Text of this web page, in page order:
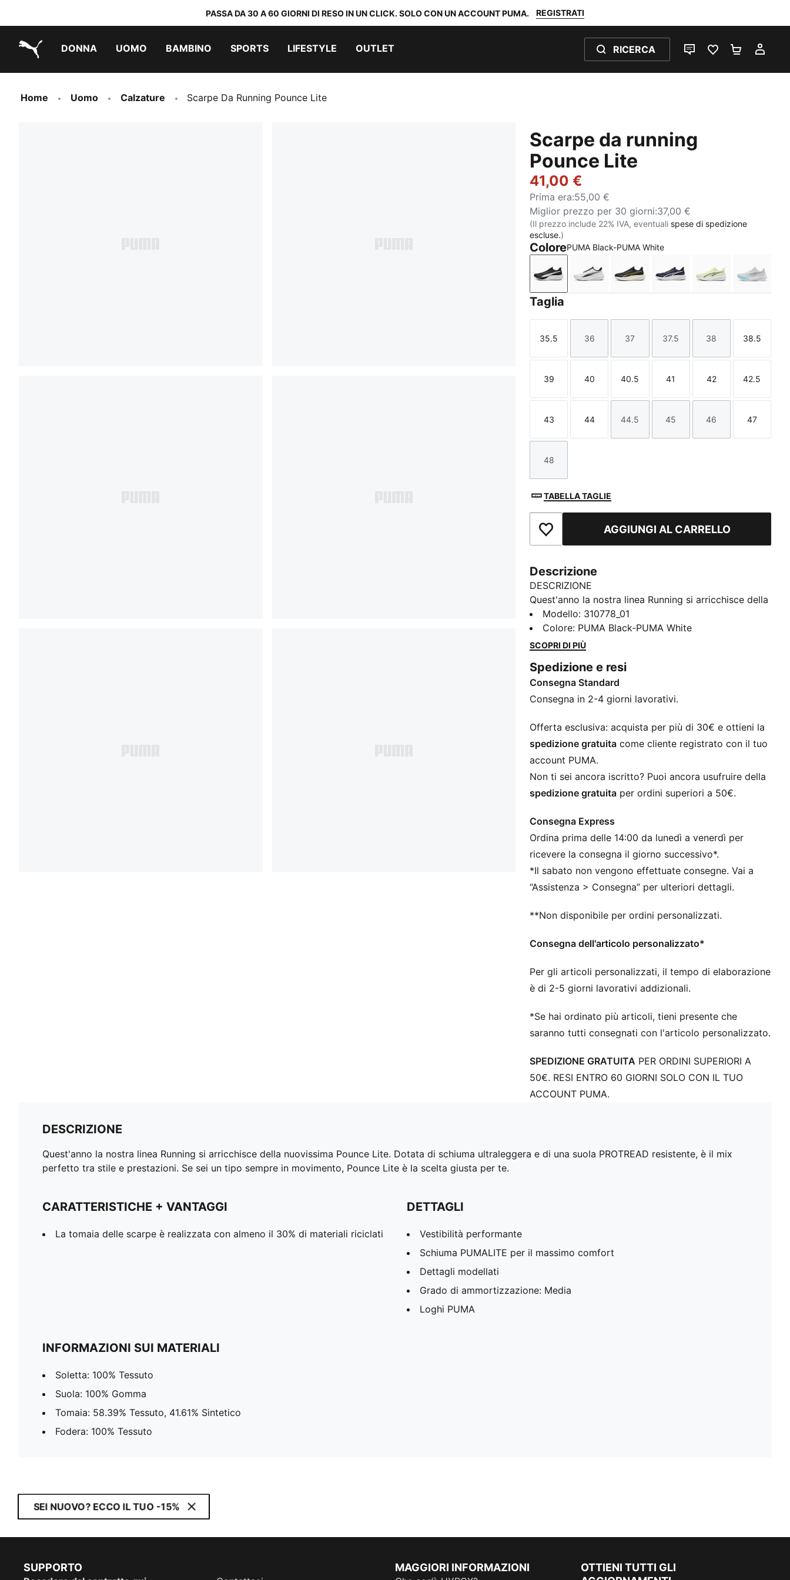
PASSA DA 30 A 60 GIORNI DI RESO IN UN CLICK. SOLO CON UN ACCOUNT PUMA. REGISTRATI
DONNA UOMO BAMBINO SPORTS LIFESTYLE OUTLET RICERCA
CHAT PREFERITI 0
Home Uomo Calzature Scarpe Da Running Pounce Lite
Scarpe da running
Pounce Lite
41,00 €
Prima era:55,00 €
Miglior prezzo per 30 giorni:37,00 €
(Il prezzo include 22% IVA, eventuali spese di spedizione
escluse.)
ColorePUMA Black-PUMA White
PUMA Black-PUMA White
PUMA White-PUMA Black
PUMA Gold-PUMA Black
PUMA Navy-PUMA Navy
Apple Spritz-
Silver
Taglia
Taglia
35.5
Taglia
36
Taglia
37
Taglia
37.5
Taglia
38
Taglia
38.5
Taglia
39
Taglia
40
Taglia
40.5
Taglia
41
Taglia
42
Taglia
42.5
Taglia
43
Taglia
44
Taglia
44.5
Taglia
45
Taglia
46
Taglia
47
Taglia
48
TABELLA TAGLIE
Aggiungi ai PreferitiAGGIUNGI AL CARRELLO
Descrizione
DESCRIZIONE
Quest'anno la nostra linea Running si arricchisce della
nuovissima Pounce Lite. Dotata di schiuma
ultraleggera e di una suola PROTREAD resistente, è il
mix perfetto tra stile e prestazioni. Se sei un tipo
per te.
CARATTERISTICHE + VANTAGGI
La tomaia delle scarpe è realizzata con almeno il 30%
DETTAGLI
Vestibilità performante
Schiuma PUMALITE per il massimo comfort
Grado di ammortizzazione: Media
Loghi PUMA
Modello: 310778_01
Colore: PUMA Black-PUMA White
SCOPRI DI PIÙ
Spedizione e resi
Consegna Standard
Consegna in 2-4 giorni lavorativi.
Offerta esclusiva: acquista per più di 30€ e ottieni la
spedizione gratuita come cliente registrato con il tuo
account PUMA.
Non ti sei ancora iscritto? Puoi ancora usufruire della
spedizione gratuita per ordini superiori a 50€.
Consegna Express
Ordina prima delle 14:00 da lunedì a venerdì per
ricevere la consegna il giorno successivo*.
*Il sabato non vengono effettuate consegne. Vai a
“Assistenza > Consegna” per ulteriori dettagli.
**Non disponibile per ordini personalizzati.
Consegna dell'articolo personalizzato*
Per gli articoli personalizzati, il tempo di elaborazione
è di 2-5 giorni lavorativi addizionali.
*Se hai ordinato più articoli, tieni presente che
saranno tutti consegnati con l'articolo personalizzato.
SPEDIZIONE GRATUITA PER ORDINI SUPERIORI A
50€. RESI ENTRO 60 GIORNI SOLO CON IL TUO
ACCOUNT PUMA.
DESCRIZIONE
Quest'anno la nostra linea Running si arricchisce della nuovissima Pounce Lite. Dotata di schiuma ultraleggera e di una suola PROTREAD resistente, è il mix
perfetto tra stile e prestazioni. Se sei un tipo sempre in movimento, Pounce Lite è la scelta giusta per te.
CARATTERISTICHE + VANTAGGI
La tomaia delle scarpe è realizzata con almeno il 30% di materiali riciclati
DETTAGLI
Vestibilità performante
Schiuma PUMALITE per il massimo comfort
Dettagli modellati
Grado di ammortizzazione: Media
Loghi PUMA
INFORMAZIONI SUI MATERIALI
Soletta: 100% Tessuto
Suola: 100% Gomma
Tomaia: 58.39% Tessuto, 41.61% Sintetico
Fodera: 100% Tessuto
SEI NUOVO? ECCO IL TUO -15%
SUPPORTO MAGGIORI INFORMAZIONI
OTTIENI TUTTI GLI